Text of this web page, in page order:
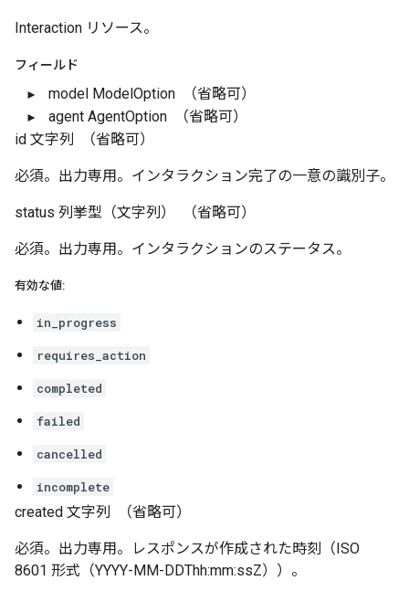
Interaction リソース。
フィールド
model ModelOption
（省略可）
agent AgentOption
（省略可）
id 文字列 （省略可）
必須。出力専用。インタラクション完了の一意の識別子。
status 列挙型（文字列） （省略可）
必須。出力専用。インタラクションのステータス。
有効な値:
in_progress
requires_action
completed
failed
cancelled
incomplete
created 文字列 （省略可）
必須。出力専用。レスポンスが作成された時刻（ISO
8601 形式（YYYY-MM-DDThh:mm:ssZ））。